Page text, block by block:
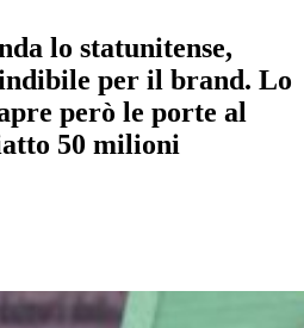
lo statunitense,
per il brand. Lo
però le porte al
50 milioni